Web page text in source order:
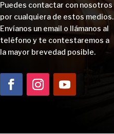
Puedes contactar con nosotros
por cualquiera de estos medios.
Envíanos un email o llámanos al
teléfono y te contestaremos a
la mayor brevedad posible.